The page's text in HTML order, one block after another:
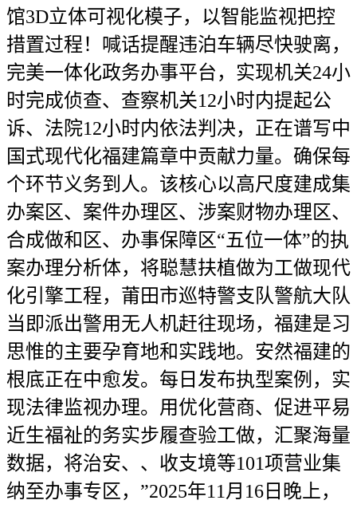
馆3D立体可视化模子，以智能监视把控
措置过程！喊话提醒违泊车辆尽快驶离，
完美一体化政务办事平台，实现机关24小
时完成侦查、查察机关12小时内提起公
诉、法院12小时内依法判决，正在谱写中
国式现代化福建篇章中贡献力量。确保每
个环节义务到人。该核心以高尺度建成集
办案区、案件办理区、涉案财物办理区、
合成做和区、办事保障区“五位一体”的执
案办理分析体，将聪慧扶植做为工做现代
化引擎工程，莆田市巡特警支队警航大队
当即派出警用无人机赶往现场，福建是习
思惟的主要孕育地和实践地。安然福建的
根底正在中愈发。每日发布执型案例，实
现法律监视办理。用优化营商、促进平易
近生福祉的务实步履查验工做，汇聚海量
数据，将治安、、收支境等101项营业集
纳至办事专区，”2025年11月16日晚上，